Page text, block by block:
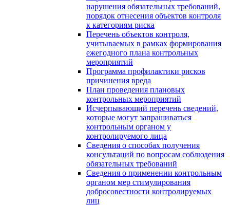
нарушения обязательных требований,
порядок отнесения объектов контроля
к категориям риска
Перечень объектов контроля,
учитываемых в рамках формирования
ежегодного плана контрольных
мероприятий
Программа профилактики рисков
причинения вреда
План проведения плановых
контрольных мероприятий
Исчерпывающий перечень сведений,
которые могут запрашиваться
контрольным органом у
контролируемого лица
Сведения о способах получения
консультаций по вопросам соблюдения
обязательных требований
Сведения о применении контрольным
органом мер стимулирования
добросовестности контролируемых
лиц